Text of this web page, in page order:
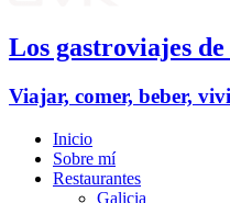
Los gastroviajes
Viajar, comer, beber,
Inicio
Sobre mí
Restaurantes
Galicia